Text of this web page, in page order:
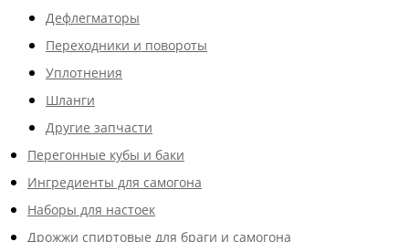
Дефлегматоры
Переходники и повороты
Уплотнения
Шланги
Другие запчасти
Перегонные кубы и баки
Ингредиенты для самогона
Наборы для настоек
Дрожжи спиртовые для браги и самогона